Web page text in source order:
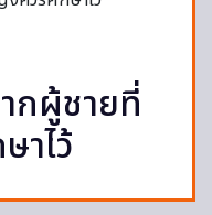
กผู้ชายที่
ไว้